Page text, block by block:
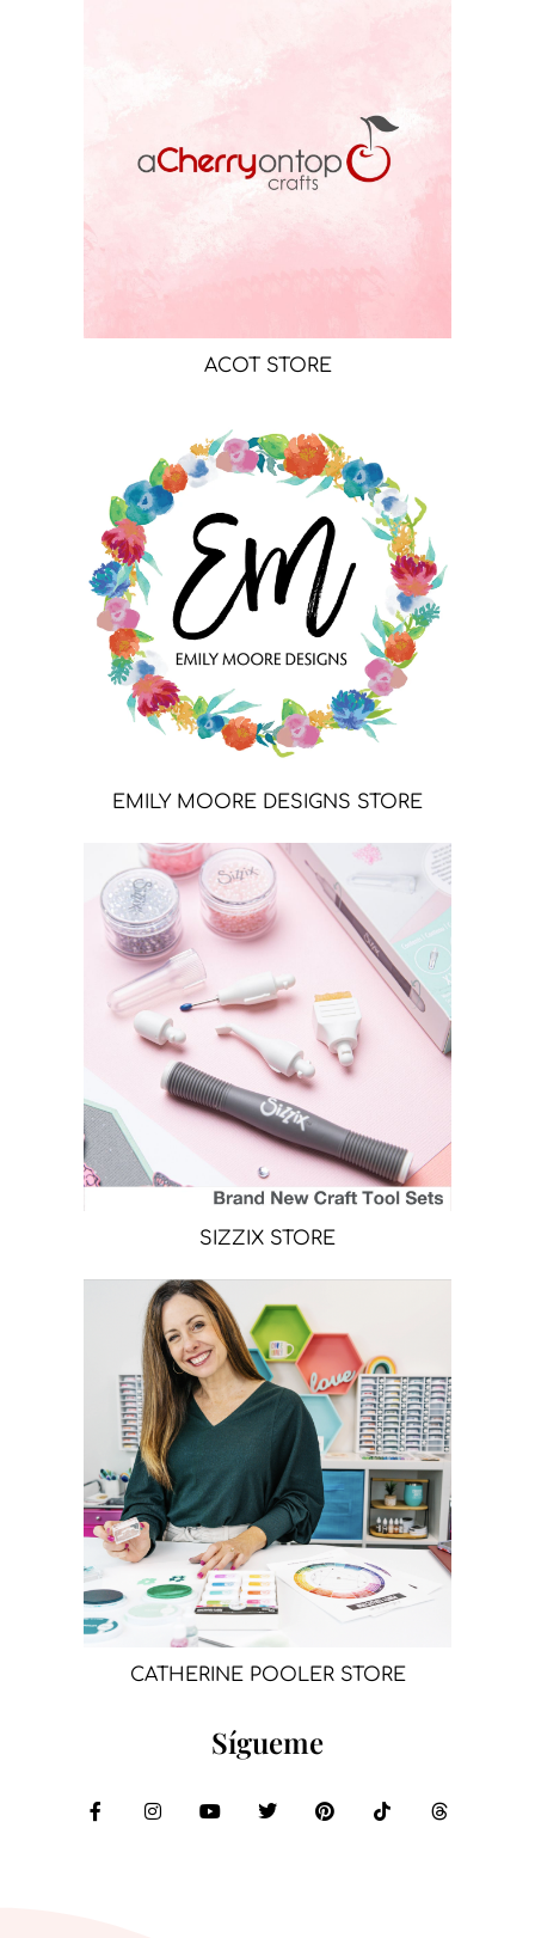
ACOT STORE
EMILY MOORE DESIGNS STORE
SIZZIX STORE
CATHERINE POOLER STORE
Sígueme